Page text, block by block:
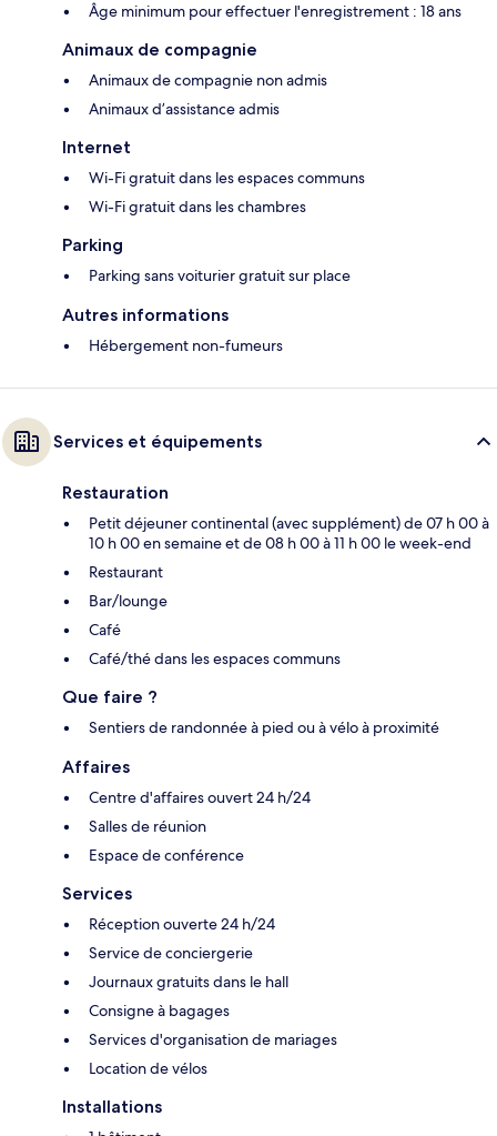
Âge minimum pour effectuer l'enregistrement : 18 ans
Animaux de compagnie
Animaux de compagnie non admis
Animaux d’assistance admis
Internet
Wi-Fi gratuit dans les espaces communs
Wi-Fi gratuit dans les chambres
Parking
Parking sans voiturier gratuit sur place
Autres informations
Hébergement non-fumeurs
Services et équipements
Restauration
Petit déjeuner continental (avec supplément) de 07 h 00 à
10 h 00 en semaine et de 08 h 00 à 11 h 00 le week-end
Restaurant
Bar/lounge
Café
Café/thé dans les espaces communs
Que faire ?
Sentiers de randonnée à pied ou à vélo à proximité
Affaires
Centre d'affaires ouvert 24 h/24
Salles de réunion
Espace de conférence
Services
Réception ouverte 24 h/24
Service de conciergerie
Journaux gratuits dans le hall
Consigne à bagages
Services d'organisation de mariages
Location de vélos
Installations